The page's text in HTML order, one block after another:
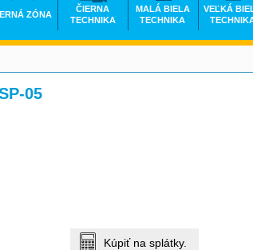
05
Kúpiť na splátky.
ZÓNA
ČIERNA
TECHNIKA
MALÁ BIELA
TECHNIKA
VEĽKÁ